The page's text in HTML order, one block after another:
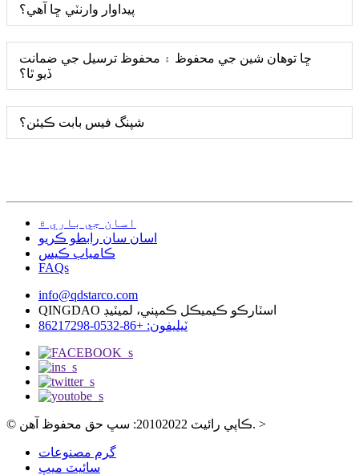
پيداوار وارنٽي ڇا آهي؟
ڇا توهان شين جي محفوظ ۽ محفوظ ترسيل جي ضمانت
ڏيو ٿا؟
شپنگ فيس بابت ڪيئن؟
اسان جي باري ۾
اسان سان رابطو ڪريو
ڪامياب ڪيس
FAQs
info@qdstarco.com
QINGDAO اسٽارڪو ڪيميڪل ڪمپني، لميٽيڊ
ٽيليفون: +86-0532-86217298
© ڪاپي رائيٽ 20102022: سڀ حق محفوظ آهن. >
گرم مصنوعات
سائيٽ ميپ